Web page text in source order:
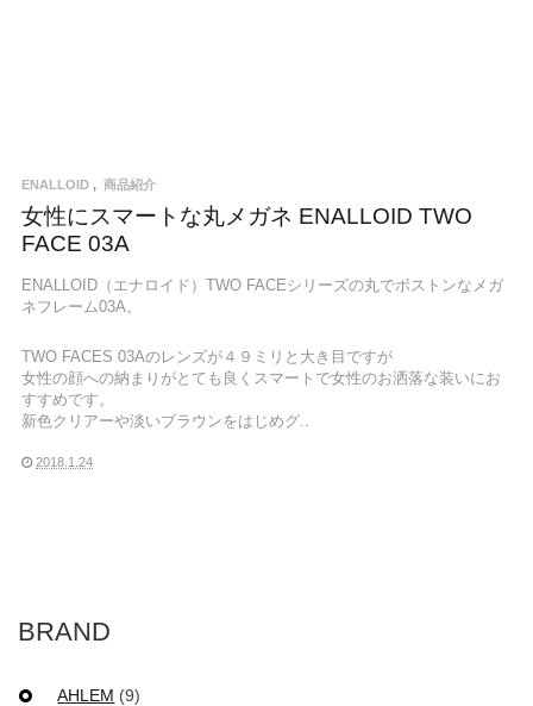
ENALLOID 商品紹介
女性にスマートな丸メガネ ENALLOID TWO
FACE 03A
ENALLOID（エナロイド）TWO FACEシリーズの丸でボストンなメガ
ネフレーム03A。
TWO FACES 03Aのレンズが４９ミリと大き目ですが
女性の顔への納まりがとても良くスマートで女性のお洒落な装いにお
すすめです。
新色クリアーや淡いブラウンをはじめグ..
2018.1.24
BRAND
AHLEM (9)